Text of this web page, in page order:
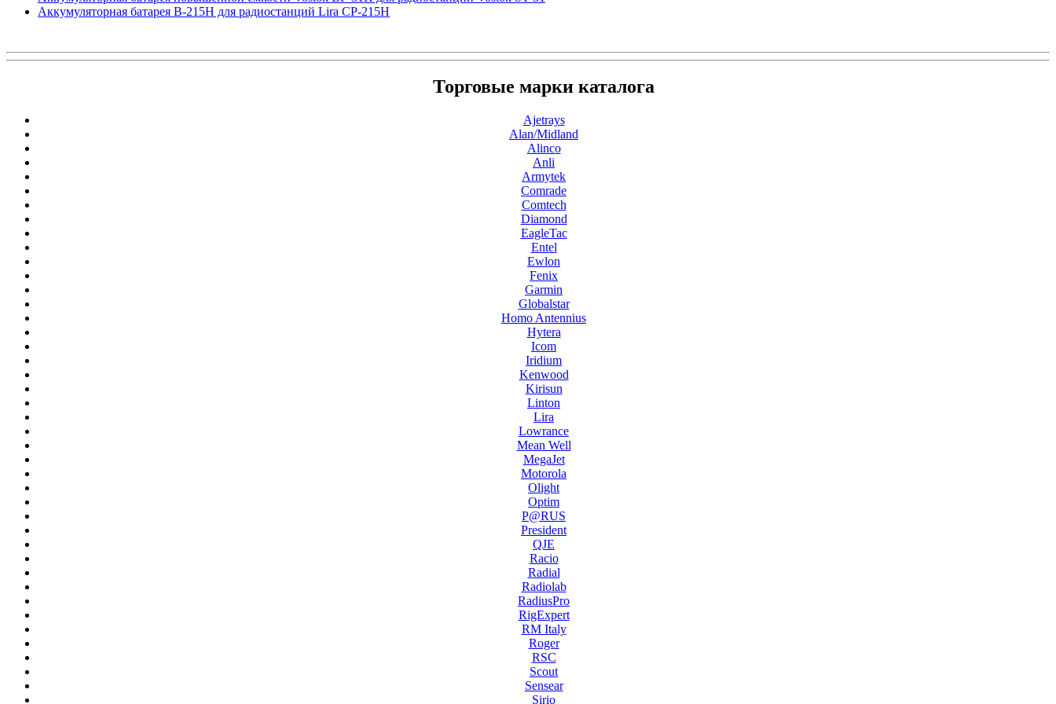
Аккумуляторная батарея B-215H для радиостанций Lira CP-215H
Торговые марки каталога
Ajetrays
Alan/Midland
Alinco
Anli
Armytek
Comrade
Comtech
Diamond
EagleTac
Entel
Ewlon
Fenix
Garmin
Globalstar
Homo Antennius
Hytera
Icom
Iridium
Kenwood
Kirisun
Linton
Lira
Lowrance
Mean Well
MegaJet
Motorola
Olight
Optim
P@RUS
President
QJE
Racio
Radial
Radiolab
RadiusPro
RigExpert
RM Italy
Roger
RSC
Scout
Sensear
Sirio